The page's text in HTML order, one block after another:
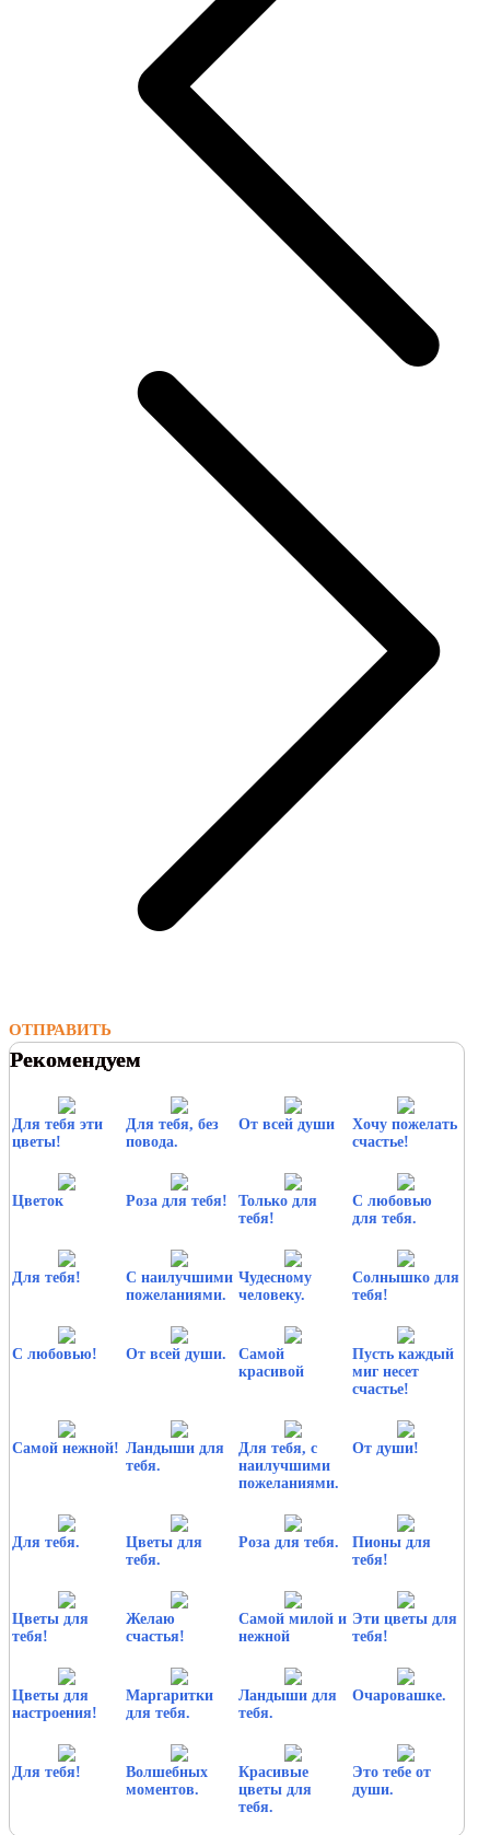
ОТПРАВИТЬ
Рекомендуем
Для тебя эти
цветы!
Для тебя, без
повода.
От всей души
Хочу пожелать
счастье!
Цветок Роза для тебя!
Только для
тебя!
С любовью
для тебя.
Для тебя!
С наилучшими
пожеланиями.
Чудесному
человеку.
Солнышко для
тебя!
С любовью! От всей души.
Самой
красивой
Пусть каждый
миг несет
счастье!
Самой нежной! Ландыши для
тебя.
Для тебя, с
наилучшими
пожеланиями.
От души!
Для тебя.
Цветы для
тебя.
Роза для тебя.
Пионы для
тебя!
Цветы для
тебя!
Желаю
счастья!
Самой милой и
нежной
Эти цветы для
тебя!
Цветы для
настроения!
Маргаритки
для тебя.
Ландыши для
тебя.
Очаровашке.
Для тебя!
Волшебных
моментов.
Красивые
цветы для
тебя.
Это тебе от
души.